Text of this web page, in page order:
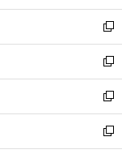
開
く
ウ
で
開
く
ン
ド
ウ
で
開
く
ウ
ィ
ン
ド
ウ
で
開
く
新
し
い
ウ
ィ
ン
ド
ウ
新
し
い
ウ
ィ
ン
新
し
い
ウ
新